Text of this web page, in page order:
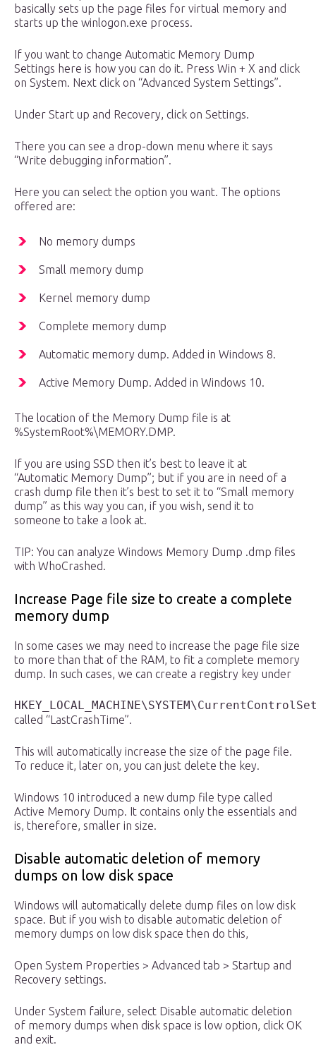
basically sets up the page files for virtual memory and
starts up the winlogon.exe process.
If you want to change Automatic Memory Dump
Settings here is how you can do it. Press Win + X and click
on System. Next click on “Advanced System Settings”.
Under Start up and Recovery, click on Settings.
There you can see a drop-down menu where it says
“Write debugging information”.
Here you can select the option you want. The options
offered are:
No memory dumps
Small memory dump
Kernel memory dump
Complete memory dump
Automatic memory dump. Added in Windows 8.
Active Memory Dump. Added in Windows 10.
The location of the Memory Dump file is at
%SystemRoot%\MEMORY.DMP.
If you are using SSD then it’s best to leave it at
“Automatic Memory Dump”; but if you are in need of a
crash dump file then it’s best to set it to “Small memory
dump” as this way you can, if you wish, send it to
someone to take a look at.
TIP: You can analyze Windows Memory Dump .dmp files
with WhoCrashed.
Increase Page file size to create a complete
memory dump
In some cases we may need to increase the page file size
to more than that of the RAM, to fit a complete memory
dump. In such cases, we can create a registry key under
called “LastCrashTime”.
This will automatically increase the size of the page file.
To reduce it, later on, you can just delete the key.
Windows 10 introduced a new dump file type called
Active Memory Dump. It contains only the essentials and
is, therefore, smaller in size.
Disable automatic deletion of memory
dumps on low disk space
Windows will automatically delete dump files on low disk
space. But if you wish to disable automatic deletion of
memory dumps on low disk space then do this,
Open System Properties > Advanced tab > Startup and
Recovery settings.
Under System failure, select Disable automatic deletion
of memory dumps when disk space is low option, click OK
and exit.